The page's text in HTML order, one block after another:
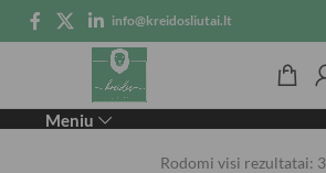
info@kreidosliutai.lt
MAKO
Meniu
Rodomi visi rezultatai: 3